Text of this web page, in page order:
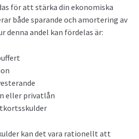
för att stärka din ekonomiska
både sparande och amortering av
denna andel kan fördelas är:
eller privatlån
kan det vara rationellt att